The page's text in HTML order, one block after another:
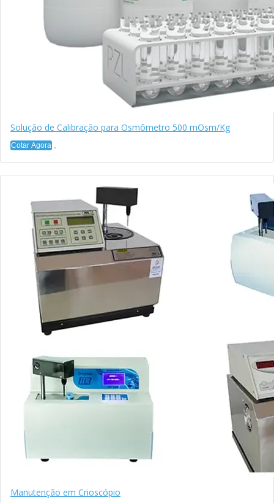
Solução de Calibração para Osmômetro 500 mOsm/Kg
Cotar Agora
Manutenção em Crioscópio